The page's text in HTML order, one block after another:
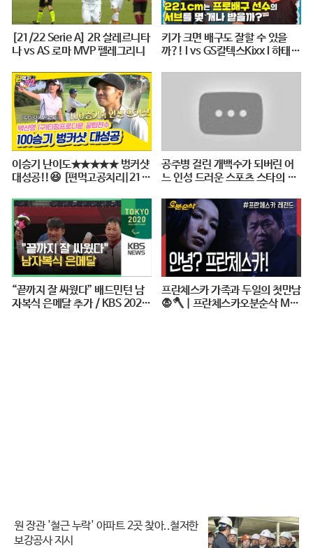
[21/22 Serie A] 2R 살레르니타
나 vs AS 로마 MVP 펠레그리니
키가 크면 배구도 잘할 수 있을
까?! l vs GS칼텍스Kixx l 하태주
이승기 난이도★★★★★ 벙커샷
대성공!!😆 [편먹고공치리|210
공주병 걸린 개백수가 되버린 어
느 인성 드러운 스포츠 스타의 최
“끝까지 잘 싸웠다” 배드민턴 남
자복식 은메달 추가 / KBS 2020
프란체스카 가족과 두일의 첫만남
🧛🪓 | 프란체스카오분순삭 MB
원 장관 '철근 누락' 아파트 2곳 찾아..철저한
보강공사 지시